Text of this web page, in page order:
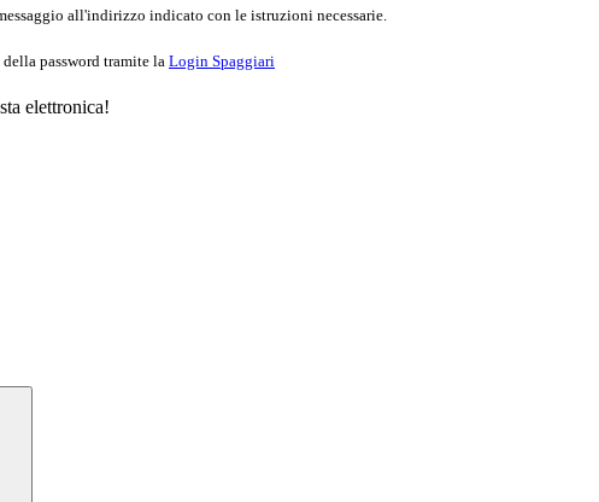
all'indirizzo indicato con le istruzioni necessarie.
password tramite la Login Spaggiari
elettronica!